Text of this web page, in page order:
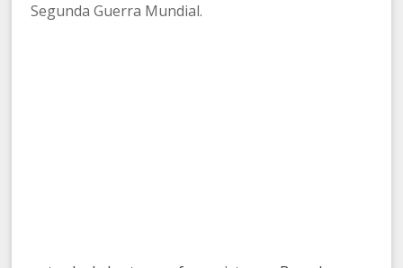
Segunda Guerra Mundial.